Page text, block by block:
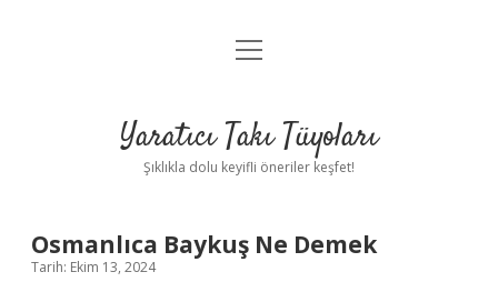
Anasayfa
Yasal Uyarı
menüyü
Yaratıcı Takı Tüyoları
Şıklıkla dolu keyifli öneriler keşfet!
Osmanlıca Baykuş Ne Demek
Tarih: Ekim 13, 2024